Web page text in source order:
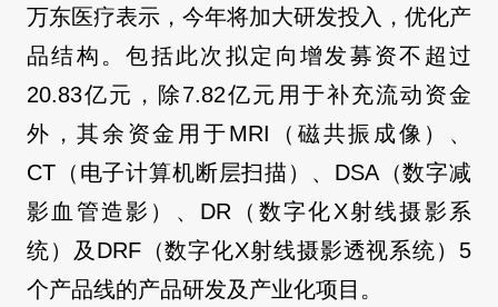
万东医疗表示，今年将加大研发投入，优化产
品结构。包括此次拟定向增发募资不超过
20.83亿元，除7.82亿元用于补充流动资金
外，其余资金用于MRI（磁共振成像）、
CT（电子计算机断层扫描）、DSA（数字减
影血管造影）、DR（数字化X射线摄影系
统）及DRF（数字化X射线摄影透视系统）5
个产品线的产品研发及产业化项目。